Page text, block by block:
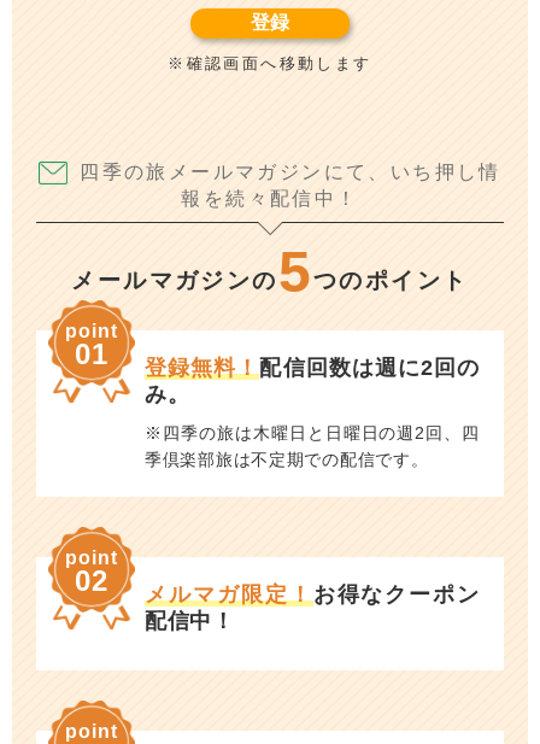
※確認画面へ移動します
四季の旅メールマガジンにて、いち押し情
報を続々配信中！
メールマガジンの5つのポイント
point
01 登録無料！配信回数は週に2回の
み。
※四季の旅は木曜日と日曜日の週2回、四
季倶楽部旅は不定期での配信です。
point
02 メルマガ限定！お得なクーポン
配信中！
point